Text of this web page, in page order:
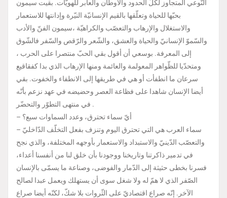
النّوعي المتجاوز لكلّ الحدود والأوطان والعابر للهويّات. بقيت سيمون
بحبّها للحياة وتعلّقها بالقيم الإنسانيّة النيّرة وإدانتها للاستعمار
والاستغلال والإرهاب والتعصّب والكراهيّة ،سيمون الفنّ والأدب
والسّموّ الإنسانيّ والحياة والعشق، والشّعر والرّقص والسّفر فالشّوق
إلى المعرفة. بوسعي أن أقول بقي الحبّ منتصرا على الحرب ،
ومتحدّيا للظّواهر المعولمة والعائمة ومنها الإرهاب الذي بدا كفقاقيع
سرعان ما انطفأت أو هي في طريقها إلى الانطفاء والخفوت. بقي
أيضا الإنسان شاهدا على فظاعة العصر وحضيضه في عهد نزعم بأنّه
في منتهى التطوّر والتحضّر .
– أيّ سماء تحترق، وعدد السماوات سبع؟
– سماء العرب هي التي تحترق اليوم وتنزف بفعل التخلّف الدّاخليّ
والتعصّب الدّينيّ والاستبداد والاستعمار بأوجهه المختلفة، والذي نجح
في تدمير ذاكرتنا وتاريخنا ووجودنا بأن خلق لنا من أنفسنا أعداء،
فسرنا بخطى حثيثة إلى الدّمار والفوضى، وصناعة ما يسمّى بالإنسان
الصّفر الذي لا همّ له ولا شغل سوى أن يستهلك ويعمل عبدا لصالح
الآخر. إنّه صراع اقتصاديّ على الثّروات بلا شكّ، لكنّه أيضا صراع